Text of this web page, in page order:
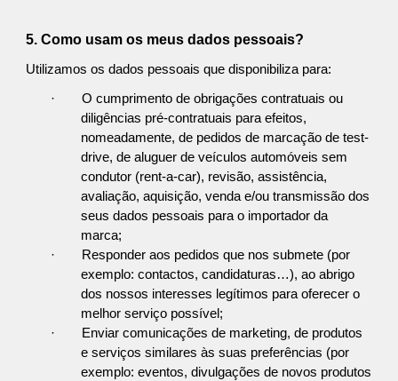
5. Como usam os meus dados pessoais?
Utilizamos os dados pessoais que disponibiliza para:
·
O cumprimento de obrigações contratuais ou
diligências pré-contratuais para efeitos,
nomeadamente, de pedidos de marcação de test-
drive, de aluguer de veículos automóveis sem
condutor (rent-a-car), revisão, assistência,
avaliação, aquisição, venda e/ou transmissão dos
seus dados pessoais para o importador da
marca;
·
Responder aos pedidos que nos submete (por
exemplo: contactos, candidaturas…), ao abrigo
dos nossos interesses legítimos para oferecer o
melhor serviço possível;
·
Enviar comunicações de marketing, de produtos
e serviços similares às suas preferências (por
exemplo: eventos, divulgações de novos produtos